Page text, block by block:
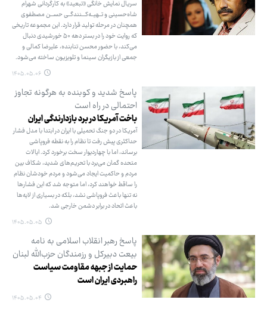
سریال نمایش خانگی «تبعید» به کارگردانی شهرام
شاه‌حسینی و تــهیــه‌کـــنندگــی حســن مصطفوی
همچنان در مرحله تولید قرار دارد. این مجموعه تاریخی
که روایت خود را در بستر دهه ۵۰ خورشیدی دنبال
می‌کند، با حضور محسن تنابنده، علیرضا کمالی و
جمعی از بازیگران سینما و تلویزیون ساخته می‌شود.
۱۴۰۵.۰۵.۰۶
پاسخ شدید و کوبنده به هرگونه تجاوز
احتمالی در راه است
باخت آمریکا در برد بازدارندگی ایران
آمریکا در دو جنگ تحمیلی با ایران در ابتدا با مدل فشار
حداکثری پیش رفت تا نظام را به نقطه فروپاشی
برساند، اما با چهاردیوار سخت برخورد کرد. ایالات
متحده گمان می‌برد با تحریم‌های شدید، شکاف بین
مردم و حاکمیت ایجاد می‌شود و مردم خودشان نظام
را ساقط خواهند کرد، اما متوجه شد که این فشارها
نه تنها باعث فروپاشی نشد، بلکه در بسیاری از لایه‌ها
باعث اتحاد در برابر دشمن خارجی شد.
۱۴۰۵.۰۵.۰۵
پاسخ رهبر انقلاب اسلامی به نامه
بیعت دبیرکل و رزمندگان حزب‌الله لبنان
حمایت از جبهه مقاومت سیاست
راهبردی ایران است
۱۴۰۵.۰۵.۰۴